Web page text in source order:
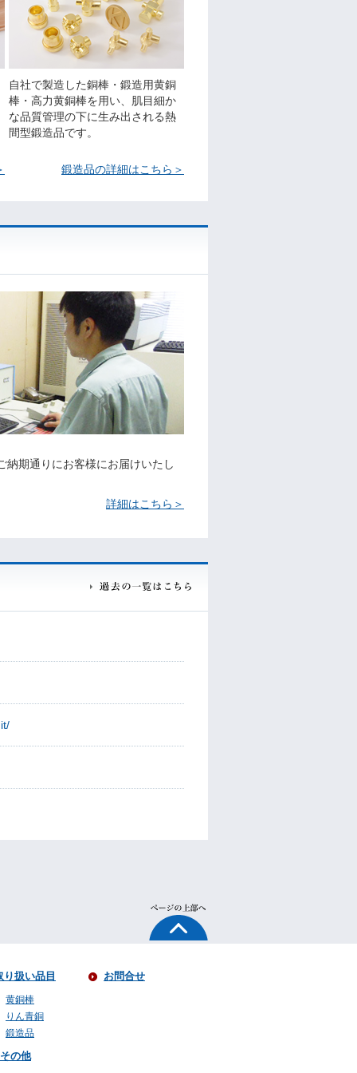
自社で製造した銅棒・鍛造用黄銅
棒・高力黄銅棒を用い、肌目細か
な品質管理の下に生み出される熱
間型鍛造品です。
鍛造品の詳細はこちら＞
納期通りにお客様にお届けいたし
詳細はこちら＞
り扱い品目
黄銅棒
りん青銅
鍛造品
お問合せ
その他